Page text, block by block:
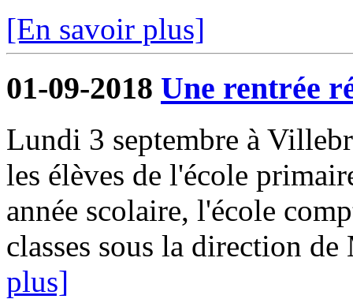
[En savoir plus]
01-09-2018 Une rentrée
Lundi 3 septembre à
les élèves de l'école
année scolaire, l'école
classes sous la direction
plus]